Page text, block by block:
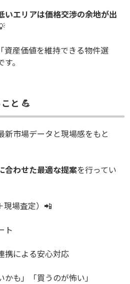
いエリアは価格交渉の余地が出
資産価値を維持できる物件選
。
と 💪
新市場データと現場感をもと
合わせた最適な提案を行ってい
現場査定） 📲
ト
携による安心対応
かも」「買うのが怖い」